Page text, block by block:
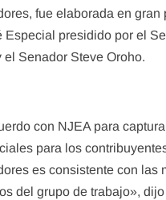
fue elaborada en gran
Especial presidido por el
el Senador Steve Oroho.
con NJEA para
para los
es consistente con las
del grupo de trabajo»,